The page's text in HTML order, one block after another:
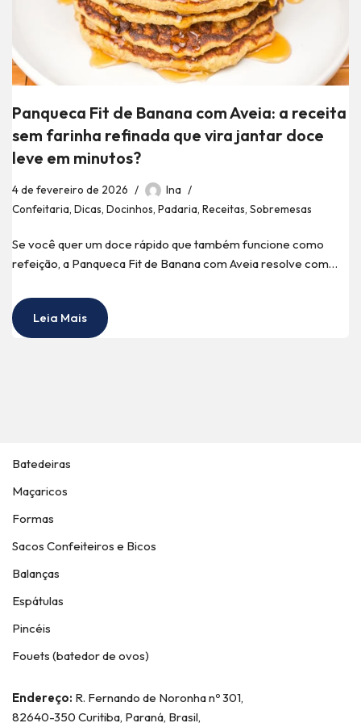
Panqueca Fit de Banana com Aveia: a receita
sem farinha refinada que vira jantar doce
leve em minutos?
4 de fevereiro de 2026
Ina
Confeitaria, Dicas, Docinhos, Padaria, Receitas, Sobremesas
Se você quer um doce rápido que também funcione como
refeição, a Panqueca Fit de Banana com Aveia resolve com…
Leia Mais
Batedeiras
Maçaricos
Formas
Sacos Confeiteiros e Bicos
Balanças
Espátulas
Pincéis
Fouets (batedor de ovos)
Endereço: R. Fernando de Noronha nº 301,
82640-350 Curitiba, Paraná, Brasil,